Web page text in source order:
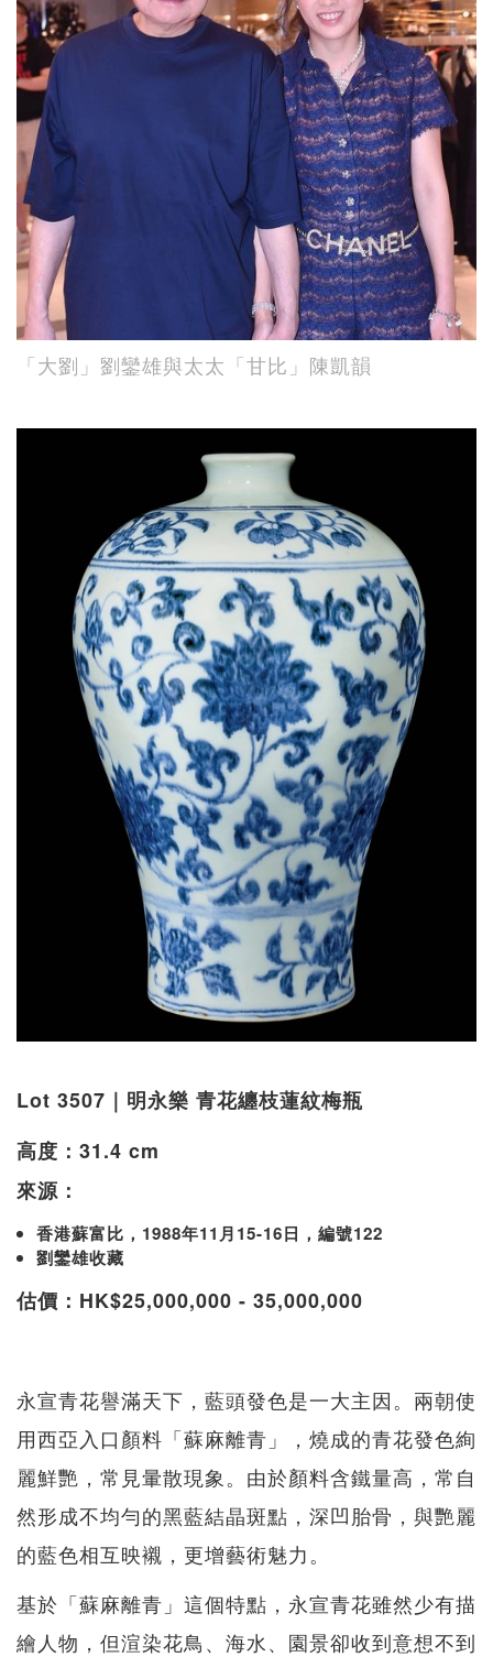
「大劉」劉鑾雄與太太「甘比」陳凱韻
Lot 3507｜明永樂 青花纏枝蓮紋梅瓶
高度：31.4 cm
來源：
香港蘇富比，1988年11月15-16日，編號122
劉鑾雄收藏
估價：HK$25,000,000 - 35,000,000
永宣青花譽滿天下，藍頭發色是一大主因。兩朝使
用西亞入口顏料「蘇麻離青」，燒成的青花發色絢
麗鮮艷，常見暈散現象。由於顏料含鐵量高，常自
然形成不均勻的黑藍結晶斑點，深凹胎骨，與艷麗
的藍色相互映襯，更增藝術魅力。
基於「蘇麻離青」這個特點，永宣青花雖然少有描
繪人物，但渲染花鳥、海水、園景卻收到意想不到